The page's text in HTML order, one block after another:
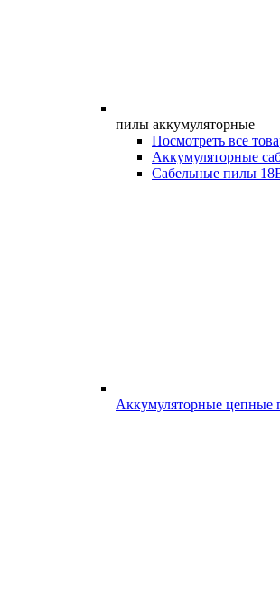
пилы аккумуляторные
Посмотреть все
Аккумуляторные
Сабельные пилы
Аккумуляторные цепные